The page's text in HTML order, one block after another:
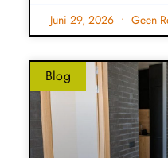
Juni 29, 2026 Geen
Blog